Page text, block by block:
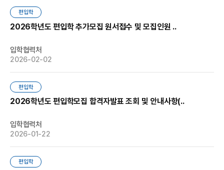
편입학
2026학년도 편입학 추가모집 원서접수 및 모집인원 ..
입학협력처
2026-02-02
편입학
2026학년도 편입학모집 합격자발표 조회 및 안내사항(..
입학협력처
2026-01-22
편입학